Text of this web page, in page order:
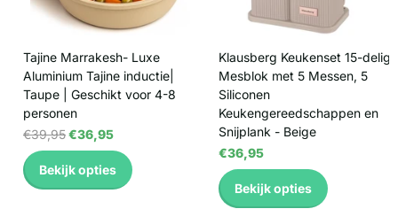
Tajine Marrakesh- Luxe
Aluminium Tajine inductie|
Taupe | Geschikt voor 4-8
personen
€39,95€36,95
Bekijk opties
Klausberg Keukenset 15-delig
Mesblok met 5 Messen, 5
Siliconen
Keukengereedschappen en
Snijplank - Beige
€36,95
Bekijk opties